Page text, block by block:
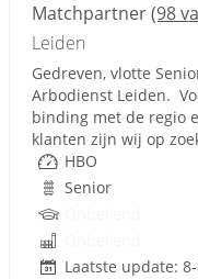
Matchpartner(98
Leiden
Gedreven, vlotte
Arbodienst Leiden.
binding met de regio
klanten zijn wij op
HBO
Senior
Laatste update: